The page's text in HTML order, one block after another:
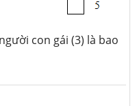
con gái (3) là bao